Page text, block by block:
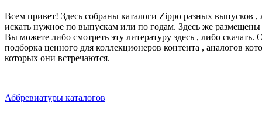
Всем привет! Здесь собраны каталоги Zippo разных выпусков
искать нужное по выпускам или по годам. Здесь же
Вы можете либо смотреть эту литературу здесь , либо
подборка ценного для коллекционеров контента , аналогов
которых они встречаются.
Аббревиатуры каталогов